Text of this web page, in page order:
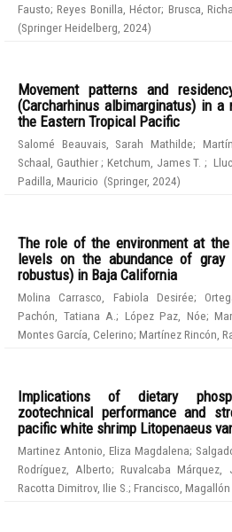
Fausto;Reyes Bonilla, Héctor; Brusca,
(Springer Heidelberg 2024)
Movement patterns and
(Carcharhinus albimarginatus) in a
the Eastern Tropical Pacific
Salomé Beauvais, Sarah Mathilde;
Schaal, Gauthier;Ketchum, James T.;
Padilla, Mauricio (Springer, 2024)
The role of the environment at
levels on the abundance of gray
robustus) in Baja California
Molina Carrasco, Fabiola Desirée;
Pachón, Tatiana A. ; López Paz, Nóe;
Montes García, Celerino; Martínez Rincón,
Implications of dietary
zootechnical performance and
pacific white shrimp Litopenaeus
Martinez Antonio, Eliza Magdalena;
Rodríguez, Alberto;Ruvalcaba Márquez,
Racotta Dimitrov, Ilie S. ; Francisco,